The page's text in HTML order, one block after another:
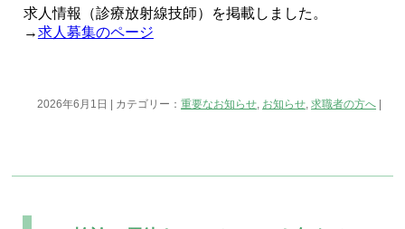
求人情報（診療放射線技師）を掲載しました。
→求人募集のページ
2026年6月1日 | カテゴリー：重要なお知らせ, お知らせ,求職者の方へ